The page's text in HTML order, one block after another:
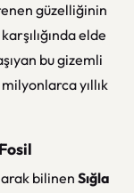
güzelliğinin
elde
bu gizemli
yıllık
bilinen Sığla